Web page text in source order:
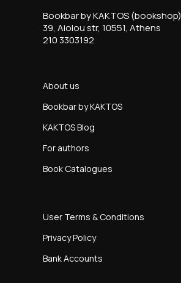
Bookbar by KAKTOS (bookshop)
39, Aiolou str, 10551, Athens
210 3303192
About us
Bookbar by KAKTOS
KAKTOS Blog
For authors
Book Catalogues
User Terms & Conditions
Privacy Policy
Bank Accounts